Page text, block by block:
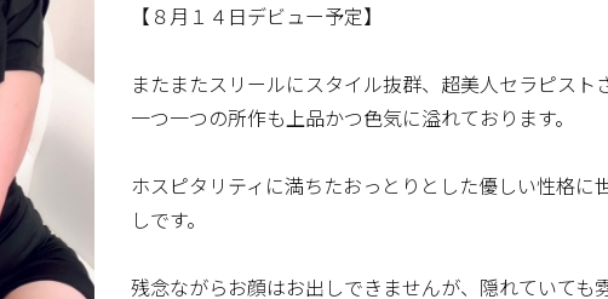
【８月１４日デビュー予定】
またまたスリールにスタイル抜群、超美人セラピスト
一つ一つの所作も上品かつ色気に溢れております。
ホスピタリティに満ちたおっとりとした優しい性格
しです。
残念ながらお顔はお出しできませんが、隠れていて